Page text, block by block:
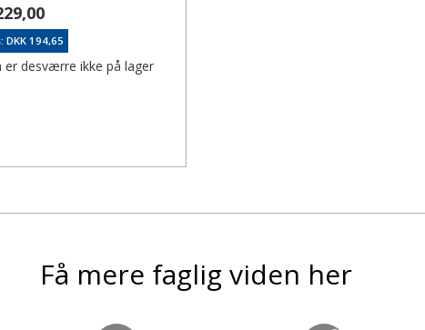
DKK 194,65
er desværre ikke på lager
til ønskeseddel
Få mere faglig viden her